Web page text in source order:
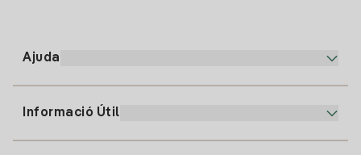
Ajuda
Informació Útil